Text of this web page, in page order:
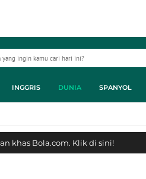
INGGRIS DUNIA SPANYOL
khas Bola.com. Klik di sini!